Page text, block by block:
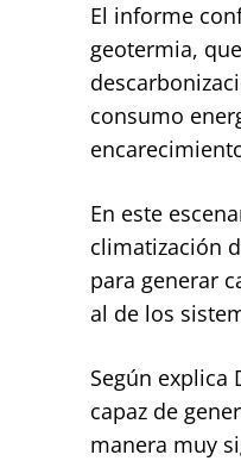
El informe
geotermia,
consumo
En este
climatización
para generar
al de los
Según explica
capaz de
manera muy